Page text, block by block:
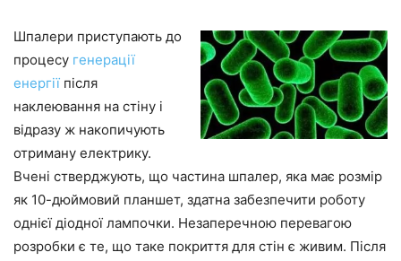
Шпалери приступають до
процесу генерації
енергії після
наклеювання на стіну і
відразу ж накопичують
отриману електрику.
Вчені стверджують, що частина шпалер, яка має розмір
як 10-дюймовий планшет, здатна забезпечити роботу
однієї діодної лампочки. Незаперечною перевагою
розробки є те, що таке покриття для стін є живим. Після